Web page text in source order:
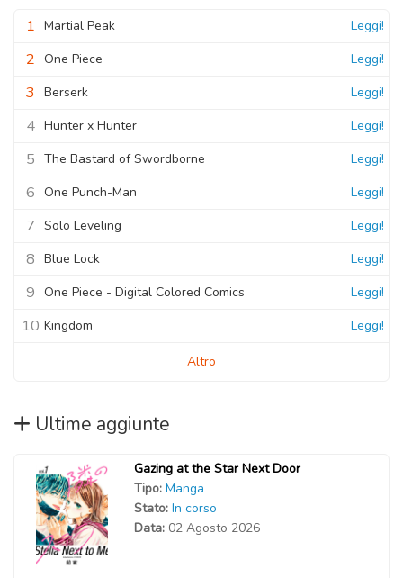
1 Martial Peak Leggi!
2 One Piece Leggi!
3 Berserk Leggi!
4 Hunter x Hunter Leggi!
5 The Bastard of Swordborne Leggi!
6 One Punch-Man Leggi!
7 Solo Leveling Leggi!
8 Blue Lock Leggi!
9 One Piece - Digital Colored Comics Leggi!
10 Kingdom Leggi!
Altro
Ultime aggiunte
Gazing at the Star Next Door
Tipo: Manga
Stato: In corso
Data: 02 Agosto 2026